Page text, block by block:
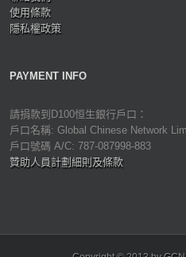
使用條款
隱私權政策
PAYMENT INFO
請捐款到D100恒生銀行戶口：
戶口名稱: Global Chinese Network
戶口號碼 A/C: 787-087998-883
贊助人員計劃細則及條款